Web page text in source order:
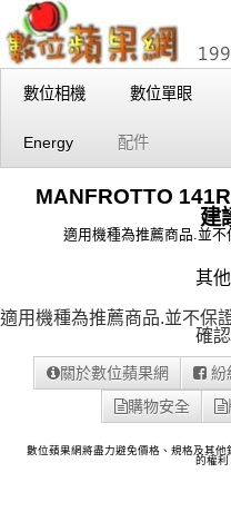
數位相機 數位單眼
Energy 配件
MANFROTTO
建
適用機種為推薦商品.並
其
適用機種為推薦商品.並不保
確
關於數位蘋果網 紛
購物安全
數位蘋果網將盡力避免價格、規格及其
的權利